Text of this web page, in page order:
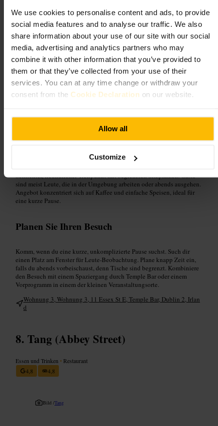
We use cookies to personalise content and ads, to provide
social media features and to analyse our traffic. We also
share information about your use of our site with our social
media, advertising and analytics partners who may
combine it with other information that you’ve provided to
them or that they’ve collected from your use of their
services. You can at any time change or withdraw your
consent from the Cookie Declaration on our website.
Allow all
Customize
Bild / Tripadvisor
“Kaffee vor dem Abendprogramm.”
Geeignet für
#Kaffeepause #CaféInDerStadt #Stadtzentrum #ComedyAbend
Schlichter, freundlicher Treffpunkt mit begrenzten Sitzplätzen. Gäste
sind meist Leute, die in der Umgebung arbeiten oder abends ausgehen.
Angebot konzentriert sich auf Kaffee und einfache Speisen, ideal für
eine kurze Pause.
Planen Sie Ihren Besuch
Komm, wenn du eine kurze, unkomplizierte Pause suchst. Such dir
einen Platz am Fenster für Leute‑Beobachtung. Plane knapp Zeit ein,
falls du abends vorbeischaust, denn Tische sind begrenzt. Kombiniere
den Besuch mit einem Spaziergang durch Temple Bar oder einem
Vorprogramm in einem der kleinen Veranstaltungsorte.
Wohnung 3, Wohnung 3, 11 Essex St E, Temple Bar, Dublin 2, Irlan
d
Tang (Abbey Street)
Essen und Trinken • Restaurant
4,8
4,8
Bild /Tang